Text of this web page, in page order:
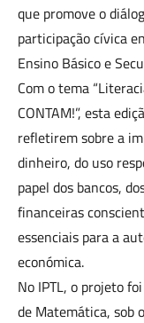
que promove o
participação cívica
Ensino Básico e
Com o tema
CONTAM!”, esta
refletirem sobre a
dinheiro, do uso
papel dos bancos,
financeiras
essenciais para a
económica.
No IPTL, o projeto
de Matemática, sob